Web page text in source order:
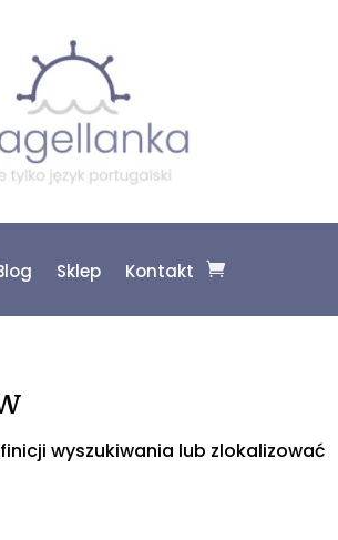
Sklep Kontakt
wyszukiwania lub zlokalizować